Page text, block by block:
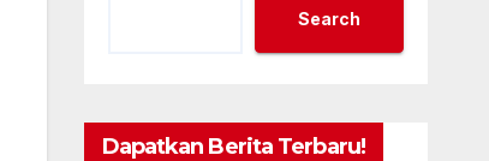
Search
Dapatkan Berita Terbaru!